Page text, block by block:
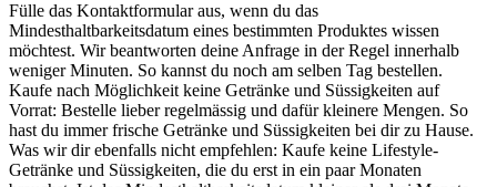
Fülle das Kontaktformular aus, wenn du das
Mindesthaltbarkeitsdatum eines bestimmten Produktes wissen
möchtest. Wir beantworten deine Anfrage in der Regel innerhalb
weniger Minuten. So kannst du noch am selben Tag bestellen.
Kaufe nach Möglichkeit keine Getränke und Süssigkeiten auf
Vorrat: Bestelle lieber regelmässig und dafür kleinere Mengen. So
hast du immer frische Getränke und Süssigkeiten bei dir zu Hause.
Was wir dir ebenfalls nicht empfehlen: Kaufe keine Lifestyle-
Getränke und Süssigkeiten, die du erst in ein paar Monaten